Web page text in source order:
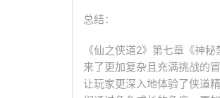
总结：
《仙之侠道2》第七章《神
来了更加复杂且充满挑战的
让玩家更深入地体验了侠道